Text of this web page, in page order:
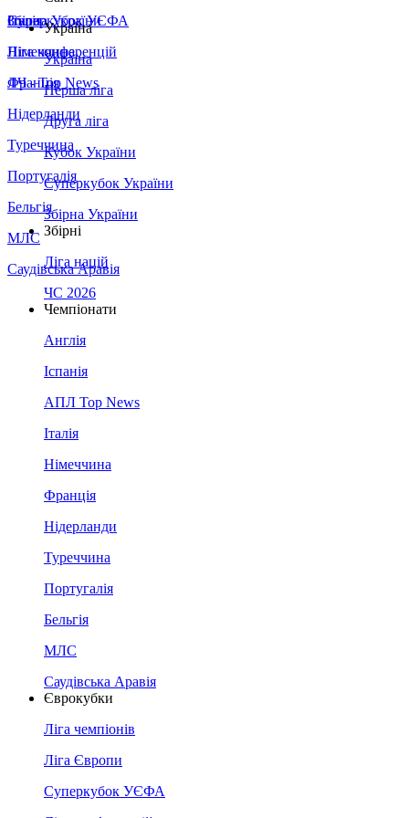
Збірна України
Італія
Німеччина
Франція
Нідерланди
Туреччина
Португалія
Бельгія
МЛС
Саудівська Аравія
Суперкубок УЄФА
Ліга конференцій
ЛЧ - Top News
Україна
Україна
Перша ліга
Друга ліга
Кубок України
Суперкубок України
Збірна України
Збірні
Ліга націй
ЧС 2026
Чемпіонати
Англія
Іспанія
АПЛ Top News
Італія
Німеччина
Франція
Нідерланди
Туреччина
Португалія
Бельгія
МЛС
Саудівська Аравія
Єврокубки
Ліга чемпіонів
Ліга Європи
Суперкубок УЄФА